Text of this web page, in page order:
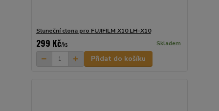
Sluneční clona pro FUJIFILM X10 LH-X10
299 Kč/ks Skladem
Přidat do košíku